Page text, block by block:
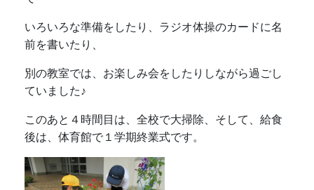
いろいろな準備をしたり、ラジオ体操のカードに名
前を書いたり、
別の教室では、お楽しみ会をしたりしながら過ごし
ていました♪
このあと４時間目は、全校で大掃除、そして、給食
後は、体育館で１学期終業式です。